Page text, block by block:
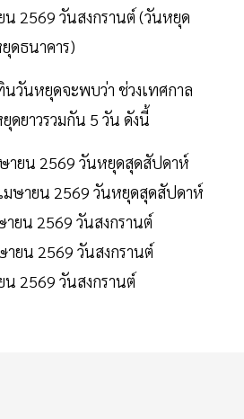
2569 วันสงกรานต์ (วันหยุด
ดธนาคาร)
วันหยุดจะพบว่า ช่วงเทศกาล
ดยาวรวมกัน 5 วัน ดังนี้
ายน 2569 วันหยุดสุดสัปดาห์
มษายน 2569 วันหยุดสุดสัปดาห์
ยน 2569 วันสงกรานต์
ายน 2569 วันสงกรานต์
2569 วันสงกรานต์